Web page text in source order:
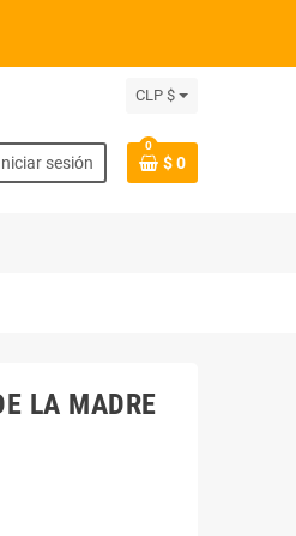
CLP $
sesión
0
$ 0
LA MADRE